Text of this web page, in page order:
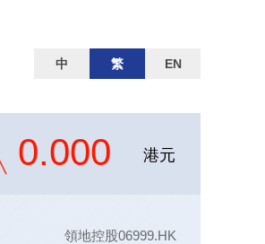
中 繁 EN
0.000 港元
領地控股06999.HK